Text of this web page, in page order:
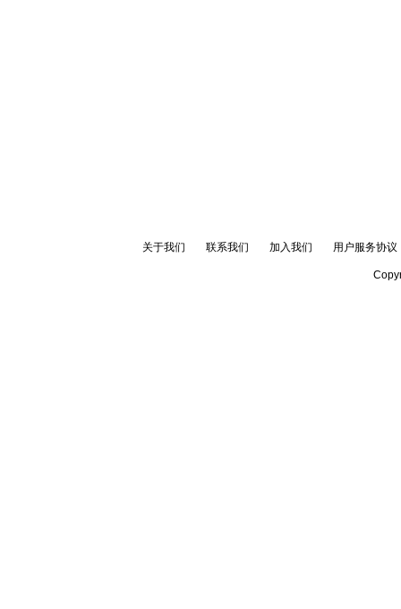
关于我们 联系我们 加入我们 用户服务协议